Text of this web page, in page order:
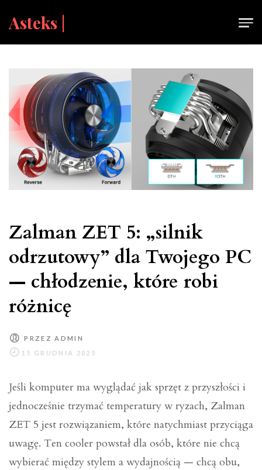
Asteks |
Zalman ZET 5: „silnik
odrzutowy” dla Twojego PC
— chłodzenie, które robi
różnicę
PRZEZADMIN
Jeśli komputer ma wyglądać jak sprzęt z przyszłości i
jednocześnie trzymać temperatury w ryzach, Zalman
ZET 5 jest rozwiązaniem, które natychmiast przyciąga
uwagę. Ten cooler powstał dla osób, które nie chcą
wybierać między stylem a wydajnością — chcą obu,